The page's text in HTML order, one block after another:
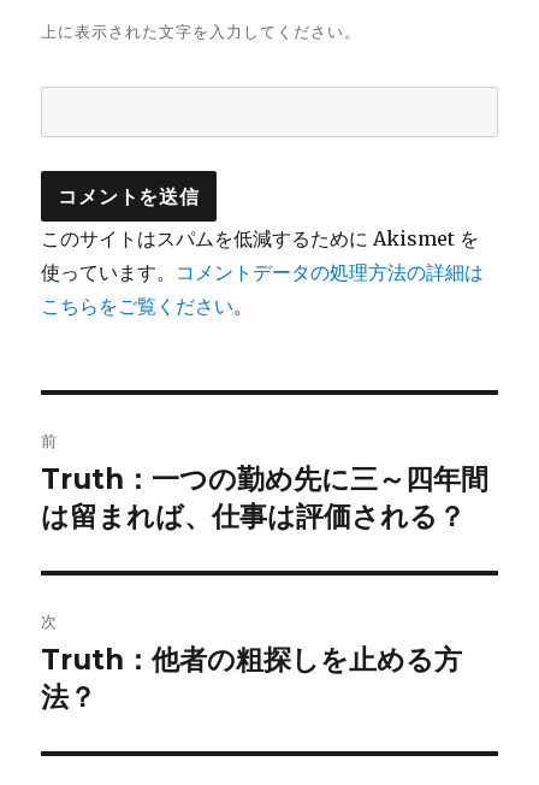
上に表示された文字を入力してください。
このサイトはスパムを低減するために Akismet を
使っています。 コメントデータの処理方法の詳細は
こちらをご覧ください。
稿
ナ
ビ
ゲ
ー
シ
前
前
の
稿:
Truth：一つの勤め先に三～四年間
は留まれば、仕事は評価される？
次
次
の
稿:
Truth：他者の粗探しを止める方
法？